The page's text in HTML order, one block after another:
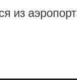
Цюриха